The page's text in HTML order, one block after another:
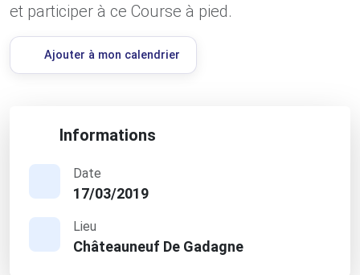
et participer à ce Course à pied.
Ajouter à mon calendrier
Informations
Date
17/03/2019
Lieu
Châteauneuf De Gadagne